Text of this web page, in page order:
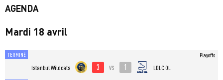
AGENDA
Mardi 18 avril
TERMINÉ
Istanbul Wildcats 3 vs 1 LDLC OL
Playoffs